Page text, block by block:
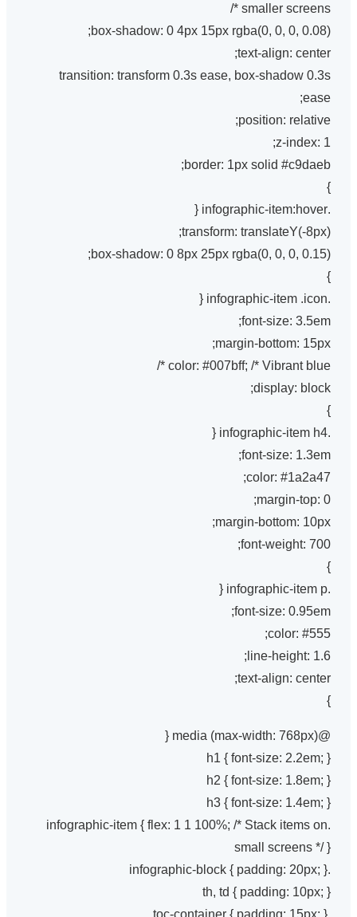
smaller screens */
box-shadow: 0 4px 15px rgba(0, 0, 0, 0.08);
text-align: center;
transition: transform 0.3s ease, box-shadow 0.3s
ease;
position: relative;
z-index: 1;
border: 1px solid #c9daeb;
}
.infographic-item:hover {
transform: translateY(-8px);
box-shadow: 0 8px 25px rgba(0, 0, 0, 0.15);
}
.infographic-item .icon {
font-size: 3.5em;
margin-bottom: 15px;
color: #007bff; /* Vibrant blue */
display: block;
}
.infographic-item h4 {
font-size: 1.3em;
color: #1a2a47;
margin-top: 0;
margin-bottom: 10px;
font-weight: 700;
}
.infographic-item p {
font-size: 0.95em;
color: #555;
line-height: 1.6;
text-align: center;
}
@media (max-width: 768px) {
h1 { font-size: 2.2em; }
h2 { font-size: 1.8em; }
h3 { font-size: 1.4em; }
.infographic-item { flex: 1 1 100%; /* Stack items on
small screens */ }
.infographic-block { padding: 20px; }
th, td { padding: 10px; }